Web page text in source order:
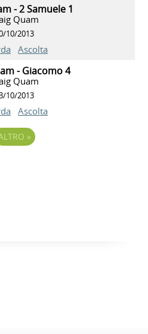
- 2 Samuele 1
Quam
10/2013
Ascolta
- Giacomo 4
Quam
10/2013
Ascolta
»